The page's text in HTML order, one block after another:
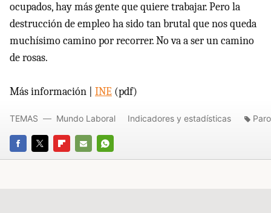
ocupados, hay más gente que quiere trabajar. Pero la
destrucción de empleo ha sido tan brutal que nos queda
muchísimo camino por recorrer. No va a ser un camino
de rosas.
Más información | INE (pdf)
FACEBOOK
TWITTERFLIPBOARD
E-
WHATSAPP
TEMAS Mundo Laboral Indicadores y estadísticas Paro